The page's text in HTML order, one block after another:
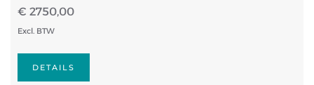
€ 2750,00
Excl. BTW
DETAILS